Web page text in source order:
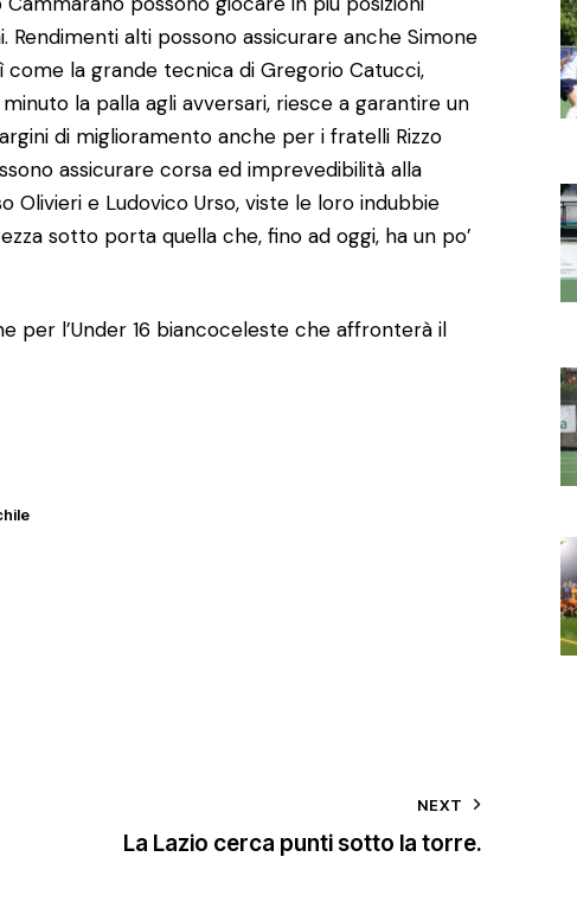
alti possono assicurare anche Simone
come la grande tecnica di Gregorio Catucci,
la palla agli avversari, riesce a garantire un
di miglioramento anche per i fratelli Rizzo
assicurare corsa ed imprevedibilità alla
Olivieri e Ludovico Urso, viste le loro indubbie
sotto porta quella che, fino ad oggi, ha un po’
per l’Under 16 biancoceleste che affronterà il
NEXT
La Lazio cerca punti sotto la torre.